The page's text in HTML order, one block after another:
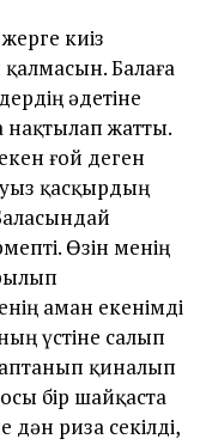
жерге киіз
Балаға
әдетіне
нақтылап жатты.
ғой деген
қасқырдың
Өзін менің
аман екенімді
үстіне салып
қиналып
бір шайқаста
риза секілді,